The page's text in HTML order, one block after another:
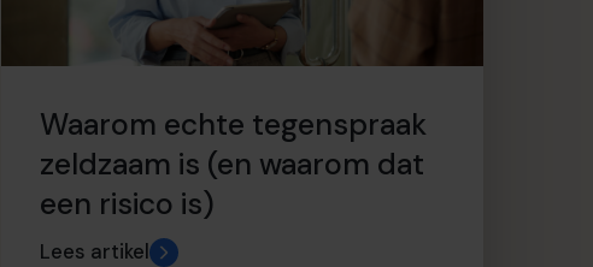
Waarom echte tegenspraak
zeldzaam is (en waarom dat
een risico is)
Lees artikel